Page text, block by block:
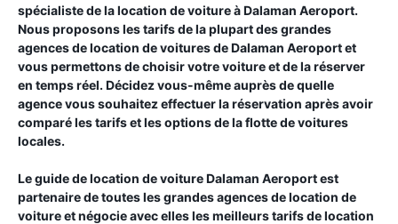
spécialiste de la location de voiture àDalaman Aeroport.
Nous proposons les tarifs de la plupart des grandes
agences de location de voitures deDalaman Aeroportet
vous permettons de choisir votre voiture et de la réserver
en temps réel. Décidez vous-même auprès de quelle
agence vous souhaitez effectuer la réservation après avoir
comparé les tarifs et les options de la flotte de voitures
locales.
Le guide de location de voitureDalaman Aeroportest
partenaire de toutes les grandes agences de location de
voiture et négocie avec elles les meilleurs tarifs de location